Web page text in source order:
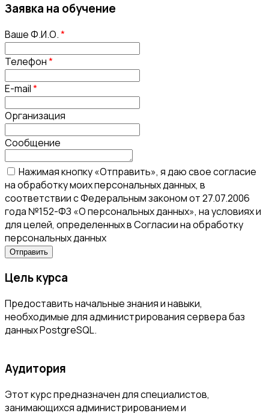
Заявка на обучение
Ваше Ф.И.О.*
Телефон*
E-mail*
Организация
Сообщение
Нажимая кнопку «Отправить», я даю свое согласие
на обработку моих персональных данных, в
соответствии с Федеральным законом от 27.07.2006
года №152-ФЗ «О персональных данных», на условиях и
для целей, определенных в Согласии на обработку
персональных данных
Цель курса
Предоставить начальные знания и навыки,
необходимые для администрирования сервера баз
данных PostgreSQL.
Аудитория
Этот курс предназначен для специалистов,
занимающихся администрированием и